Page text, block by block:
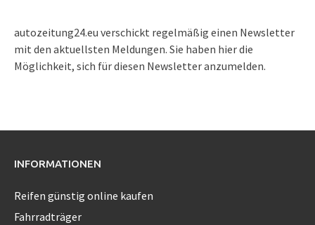
autozeitung24.eu verschickt regelmäßig einen Newsletter
mit den aktuellsten Meldungen. Sie haben hier die
Möglichkeit, sich für diesen Newsletter anzumelden.
INFORMATIONEN
Reifen günstig online kaufen
Fahrradträger